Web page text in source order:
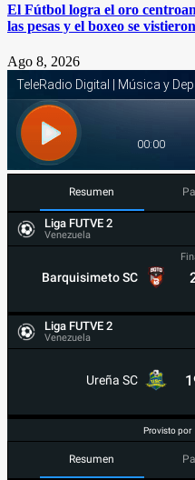
El Fútbol logra el oro
las pesas y el boxeo se
Ago 8, 2026
Resumen
Liga FUTVE 2
Venezuela
Barquisimeto SC
Liga FUTVE 2
Venezuela
Ureña SC
Provisto por
Resumen